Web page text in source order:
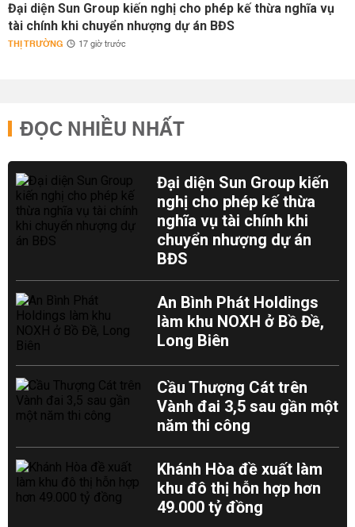
Đại diện Sun Group kiến nghị cho phép kế thừa nghĩa vụ
tài chính khi chuyển nhượng dự án BĐS
THỊ TRƯỜNG 17 giờ trước
ĐỌC NHIỀU NHẤT
Đại diện Sun Group kiến
nghị cho phép kế thừa
nghĩa vụ tài chính khi
chuyển nhượng dự án
BĐS
An Bình Phát Holdings
làm khu NOXH ở Bồ Đề,
Long Biên
Cầu Thượng Cát trên
Vành đai 3,5 sau gần một
năm thi công
Khánh Hòa đề xuất làm
khu đô thị hỗn hợp hơn
49.000 tỷ đồng